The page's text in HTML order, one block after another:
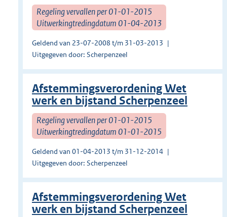
Regeling vervallen per 01-01-2015
Uitwerkingtredingdatum 01-04-2013
Geldend van 23-07-2008 t/m 31-03-2013
Uitgegeven door: Scherpenzeel
Afstemmingsverordening Wet
werk en bijstand Scherpenzeel
Regeling vervallen per 01-01-2015
Uitwerkingtredingdatum 01-01-2015
Geldend van 01-04-2013 t/m 31-12-2014
Uitgegeven door: Scherpenzeel
Afstemmingsverordening Wet
werk en bijstand Scherpenzeel